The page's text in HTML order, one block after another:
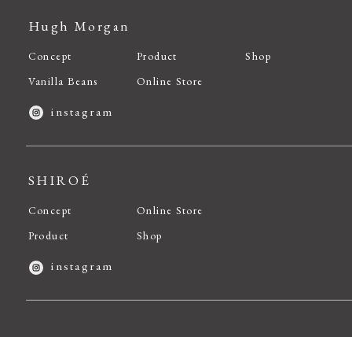
Hugh Morgan
Concept
Vanilla Beans
Product
Online Store
Shop
instagram
SHIROÉ
Concept
Product
Online Store
Shop
instagram